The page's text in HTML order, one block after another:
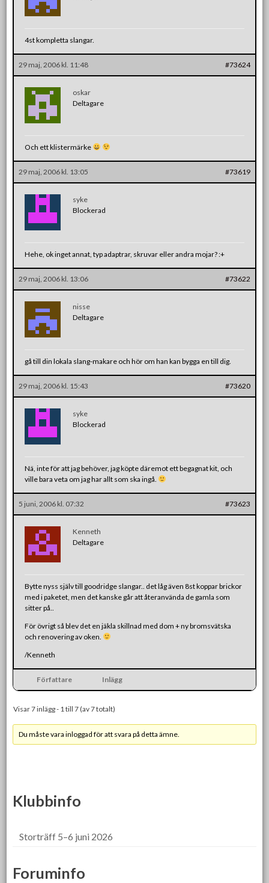
4st kompletta slangar.
29 maj, 2006 kl. 11:48 #73624
oskar
Deltagare
Och ett klistermärke
29 maj, 2006 kl. 13:05 #73619
syke
Blockerad
Hehe, ok inget annat, typ adaptrar, skruvar eller andra mojar? :+
29 maj, 2006 kl. 13:06 #73622
nisse
Deltagare
gå till din lokala slang-makare och hör om han kan bygga en till dig.
29 maj, 2006 kl. 15:43 #73620
syke
Blockerad
Nä, inte för att jag behöver, jag köpte däremot ett begagnat kit, och
ville bara veta om jag har allt som ska ingå.
5 juni, 2006 kl. 07:32 #73623
Kenneth
Deltagare
Bytte nyss själv till goodridge slangar.. det låg även 8st koppar brickor
med i paketet, men det kanske går att återanvända de gamla som
sitter på..
För övrigt så blev det en jäkla skillnad med dom + ny bromsvätska
och renovering av oken.
/Kenneth
Författare Inlägg
Visar 7 inlägg - 1 till 7 (av 7 totalt)
Du måste vara inloggad för att svara på detta ämne.
Klubbinfo
Storträff 5–6 juni 2026
Foruminfo